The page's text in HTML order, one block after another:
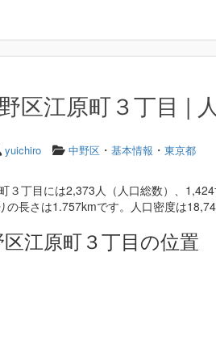
区江原町３丁目 |
yuichiro 中野区 ・ 基本情報 ・ 東京都
３丁目には2,373人（人口総数）、
長さは1.757kmです。人口密度は
江原町３丁目の位置